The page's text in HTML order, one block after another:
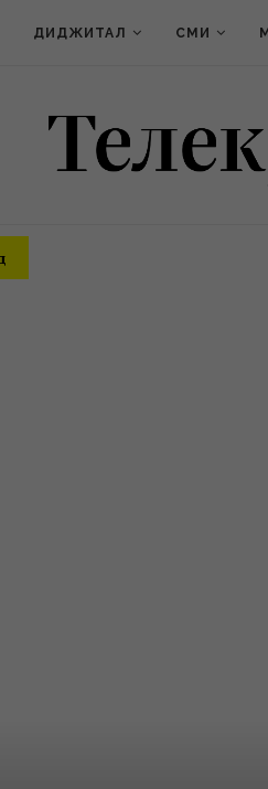
ДИДЖИТАЛ СМИ